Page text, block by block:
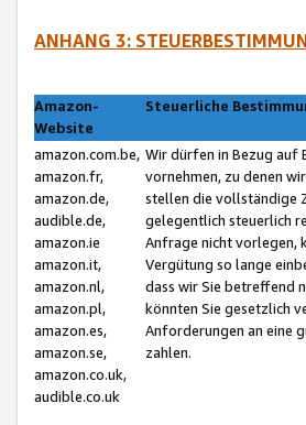
ANHANG 3:
Amazon-
Website
Steuerliche
amazon.com.be,
amazon.fr,
amazon.de,
audible.de,
amazon.ie
amazon.it,
amazon.nl,
amazon.pl,
amazon.es,
amazon.se,
amazon.co.uk,
audible.co.uk
Wir dürfen in Bezug auf
vornehmen, zu denen
stellen die vollständige
gelegentlich steuerlich
Anfrage nicht vorlegen,
Vergütung so lange
dass wir Sie betreffend
könnten Sie gesetzlich
Anforderungen an eine
zahlen.